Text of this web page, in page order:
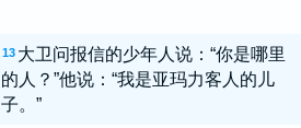
13 大卫问报信的少年人说：“你是哪里
的人？”他说：“我是亚玛力客人的儿
子。”